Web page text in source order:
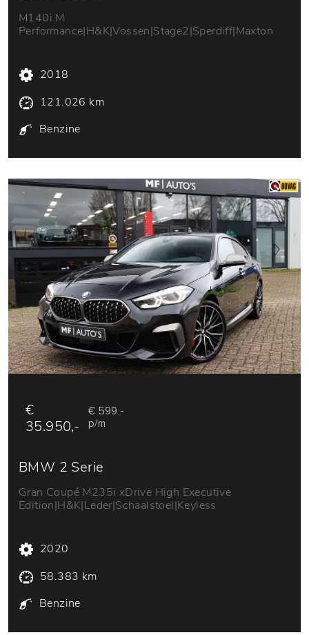
M140i M
Performance|H&K|Vossen|Stage2|Sperdiff|Maxton
2018
121.026 km
Benzine
€
35.950,-
€ 599,-
p/m
BMW 2 Serie
Gran Coupé M235i xDrive High Executive
Edition|H&K|Leder|Schaalstoel|Keyless
2020
58.383 km
Benzine